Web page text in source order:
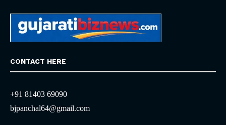
CONTACT HERE
+91 81403 69090
bjpanchal64@gmail.com